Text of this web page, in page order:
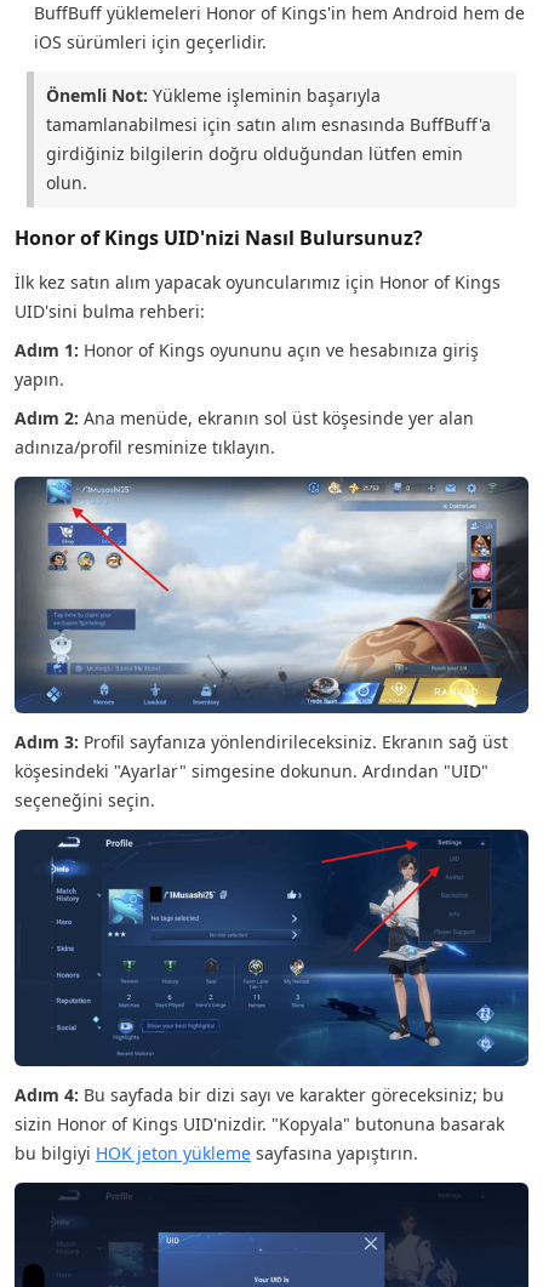
BuffBuff yüklemeleri Honor of Kings'in hem Android hem de
iOS sürümleri için geçerlidir.
Önemli Not: Yükleme işleminin başarıyla
tamamlanabilmesi için satın alım esnasında BuffBuff'a
girdiğiniz bilgilerin doğru olduğundan lütfen emin
olun.
Honor of Kings UID'nizi Nasıl Bulursunuz?
İlk kez satın alım yapacak oyuncularımız için Honor of Kings
UID'sini bulma rehberi:
Adım 1: Honor of Kings oyununu açın ve hesabınıza giriş
yapın.
Adım 2: Ana menüde, ekranın sol üst köşesinde yer alan
adınıza/profil resminize tıklayın.
Adım 3: Profil sayfanıza yönlendirileceksiniz. Ekranın sağ üst
köşesindeki "Ayarlar" simgesine dokunun. Ardından "UID"
seçeneğini seçin.
Adım 4: Bu sayfada bir dizi sayı ve karakter göreceksiniz; bu
sizin Honor of Kings UID'nizdir. "Kopyala" butonuna basarak
bu bilgiyi HOK jeton yükleme sayfasına yapıştırın.